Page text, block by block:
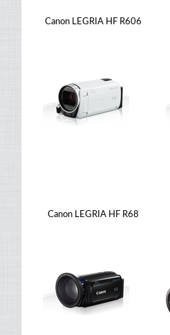
Canon LEGRIA HF R606
Canon LEGRIA HF R68